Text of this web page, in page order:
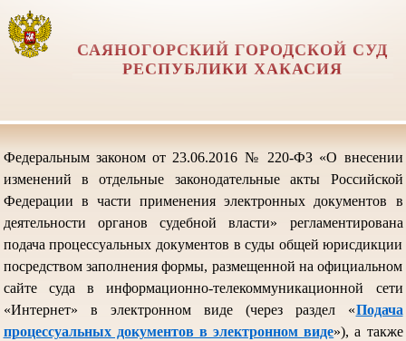
САЯНОГОРСКИЙ ГОРОДСКОЙ СУД
РЕСПУБЛИКИ ХАКАСИЯ
Федеральным законом от 23.06.2016 № 220-ФЗ «О внесении
изменений в отдельные законодательные акты Российской
Федерации в части применения электронных документов в
деятельности органов судебной власти» регламентирована
подача процессуальных документов в суды общей юрисдикции
посредством заполнения формы, размещенной на официальном
сайте суда в информационно-телекоммуникационной сети
«Интернет» в электронном виде (через раздел «Подача
процессуальных документов в электронном виде»), а также